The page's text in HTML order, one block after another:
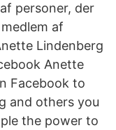
personer, der
af
Lindenberg
Anette
Facebook to
and others you
the power to